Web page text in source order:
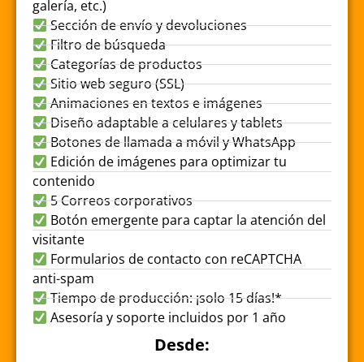
galería, etc.)
Sección de envío y devoluciones
Filtro de búsqueda
Categorías de productos
Sitio web seguro (SSL)
Animaciones en textos e imágenes
Diseño adaptable a celulares y tablets
Botones de llamada a móvil y WhatsApp
Edición de imágenes para optimizar tu
contenido
5 Correos corporativos
Botón emergente para captar la atención del
visitante
Formularios de contacto con reCAPTCHA
anti-spam
Tiempo de producción: ¡solo 15 días!*
Asesoría y soporte incluidos por 1 año
Desde: